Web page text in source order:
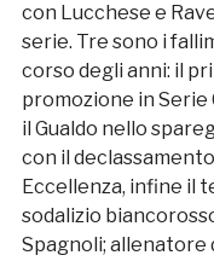
con Lucchese e
serie. Tre sono i
corso degli anni: il
promozione in
il Gualdo nello
con il
Eccellenza, infine il
sodalizio
Spagnoli; allenatore